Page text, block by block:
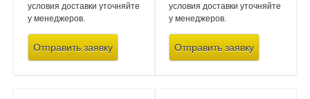
условия доставки уточняйте
у менеджеров.
Отправить заявку
условия доставки уточняйте
у менеджеров.
Отправить заявку